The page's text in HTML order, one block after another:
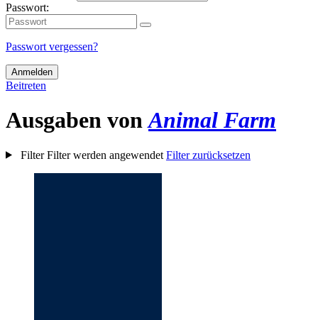
Passwort:
Passwort vergessen?
Anmelden
Beitreten
Ausgaben vonAnimal Farm
FilterFilter werden angewendet Filter zurücksetzen